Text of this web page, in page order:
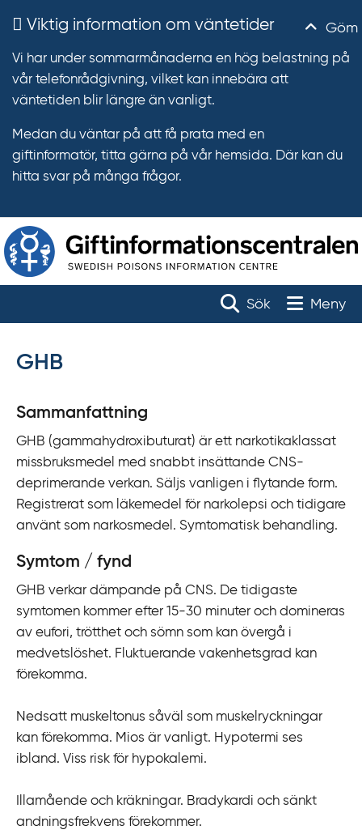
Göm
Viktig information om väntetider
Vi har under sommarmånaderna en hög belastning på
vår telefonrådgivning, vilket kan innebära att
väntetiden blir längre än vanligt.
Medan du väntar på att få prata med en
giftinformatör, titta gärna på vår hemsida. Där kan du
hitta svar på många frågor.
Sök Toggle
Meny
GHB
Sammanfattning
GHB (gammahydroxibuturat) är ett narkotikaklassat
missbruksmedel med snabbt insättande CNS-
deprimerande verkan. Säljs vanligen i flytande form.
Registrerat som läkemedel för narkolepsi och tidigare
använt som narkosmedel. Symtomatisk behandling.
Symtom / fynd
GHB verkar dämpande på CNS. De tidigaste
symtomen kommer efter 15-30 minuter och domineras
av eufori, trötthet och sömn som kan övergå i
medvetslöshet. Fluktuerande vakenhetsgrad kan
förekomma.
Nedsatt muskeltonus såväl som muskelryckningar
kan förekomma. Mios är vanligt. Hypotermi ses
ibland. Viss risk för hypokalemi.
Illamående och kräkningar. Bradykardi och sänkt
andningsfrekvens förekommer.